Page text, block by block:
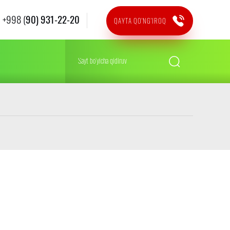
+998 (90) 931-22-20 QAYTA QO'NG'IROQ